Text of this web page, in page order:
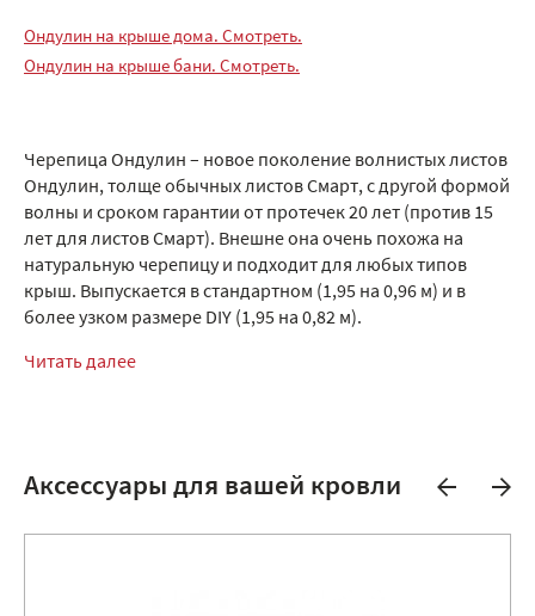
Ондулин на крыше дома. Смотреть.
Ондулин на крыше бани. Смотреть.
Черепица Ондулин – новое поколение волнистых листов
Ондулин, толще обычных листов Смарт, с другой формой
волны и сроком гарантии от протечек 20 лет (против 15
лет для листов Смарт). Внешне она очень похожа на
натуральную черепицу и подходит для любых типов
крыш. Выпускается в стандартном (1,95 на 0,96 м) и в
более узком размере DIY (1,95 на 0,82 м).
Читать далее
Аксессуары для вашей кровли